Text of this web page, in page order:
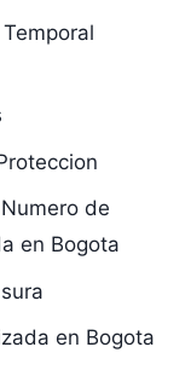
de
en Bogota
en Bogota